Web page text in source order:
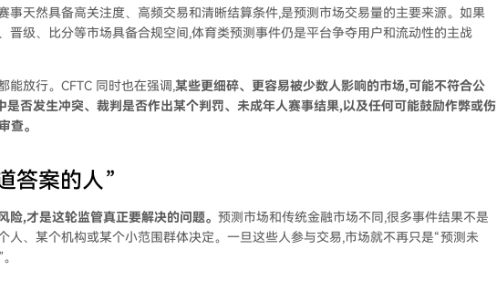
事天然具备高关注度、高频交易和清晰结算条件,是预测市场交易量的主要来源。如果
晋级、比分等市场具备合规空间,体育类预测事件仍是平台争夺用户和流动性的主战
能放行。CFTC 同时也在强调,某些更细碎、更容易被少数人影响的市场,可能不符合公
是否发生冲突、裁判是否作出某个判罚、未成年人赛事结果,以及任何可能鼓励作弊或伤
查。
答案的人”
险,才是这轮监管真正要解决的问题。 预测市场和传统金融市场不同,很多事件结果不是
人、某个机构或某个小范围群体决定。一旦这些人参与交易,市场就不再只是“预测未